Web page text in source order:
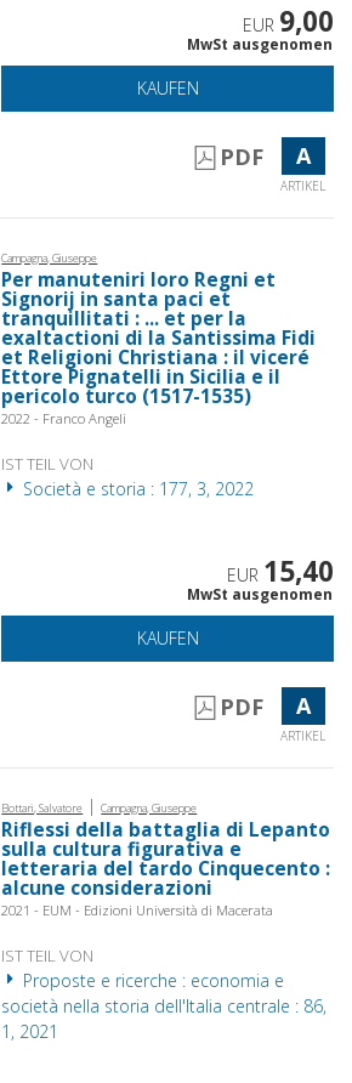
EUR 9,00
MwSt ausgenomen
KAUFEN
PDF A
ARTIKEL
Campagna, Giuseppe
Per manuteniri loro Regni et
Signorij in santa paci et
tranquillitati : ... et per la
exaltactioni di la Santissima Fidi
et Religioni Christiana : il viceré
Ettore Pignatelli in Sicilia e il
pericolo turco (1517-1535)
2022 - Franco Angeli
IST TEIL VON
Società e storia : 177, 3, 2022
EUR 15,40
MwSt ausgenomen
KAUFEN
PDF A
ARTIKEL
Bottari, Salvatore | Campagna, Giuseppe
Riflessi della battaglia di Lepanto
sulla cultura figurativa e
letteraria del tardo Cinquecento :
alcune considerazioni
2021 - EUM - Edizioni Università di Macerata
IST TEIL VON
Proposte e ricerche : economia e
società nella storia dell'Italia centrale : 86,
1, 2021